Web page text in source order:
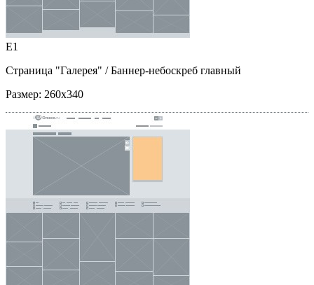
E1
Страница "Галерея" / Баннер-небоскреб главный
Размер: 260x340